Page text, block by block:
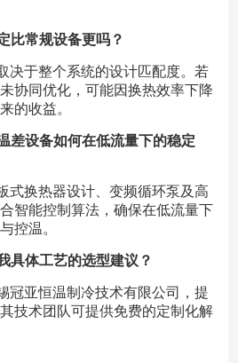
比常规设备更吗？
决于整个系统的设计匹配度。若
协同优化，可能因换热效率下降
的收益。
差设备如何在低流量下的稳定
式换热器设计、变频循环泵及高
智能控制算法，确保在低流量下
控温。
具体工艺的选型建议？
冠亚恒温制冷技术有限公司，提
技术团队可提供免费的定制化解